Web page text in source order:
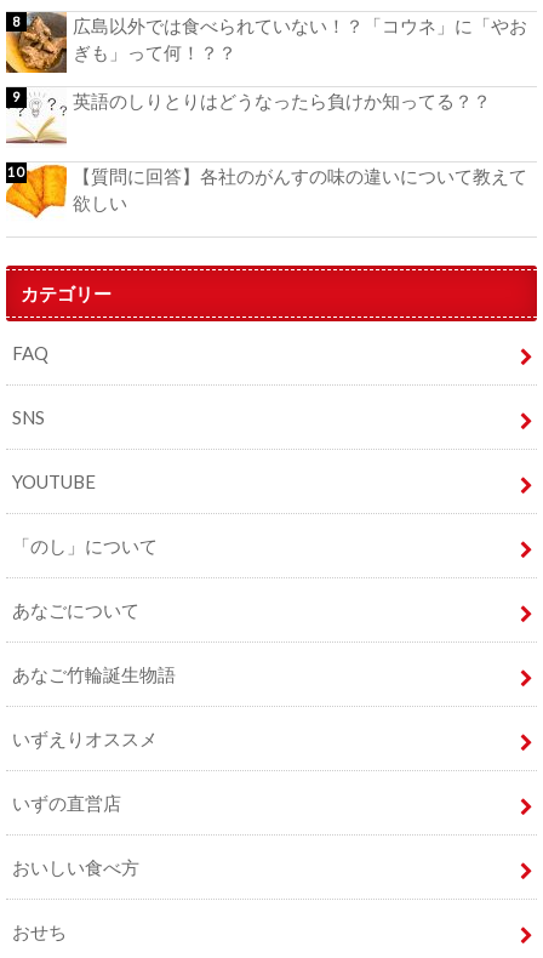
広島以外では食べられていない！？「コウネ」に「やお
ぎも」って何！？？
英語のしりとりはどうなったら負けか知ってる？？
【質問に回答】各社のがんすの味の違いについて教えて
欲しい
カテゴリー
FAQ
SNS
YOUTUBE
「のし」について
あなごについて
あなご竹輪誕生物語
いずえりオススメ
いずの直営店
おいしい食べ方
おせち